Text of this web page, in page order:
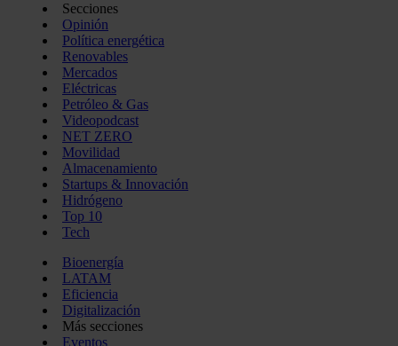
Secciones
Opinión
Política energética
Renovables
Mercados
Eléctricas
Petróleo & Gas
Videopodcast
NET ZERO
Movilidad
Almacenamiento
Startups & Innovación
Hidrógeno
Top 10
Tech
Bioenergía
LATAM
Eficiencia
Digitalización
Más secciones
Eventos